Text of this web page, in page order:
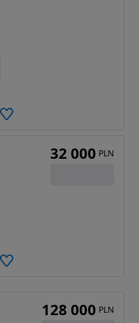
32 000 PLN
128 000 PLN